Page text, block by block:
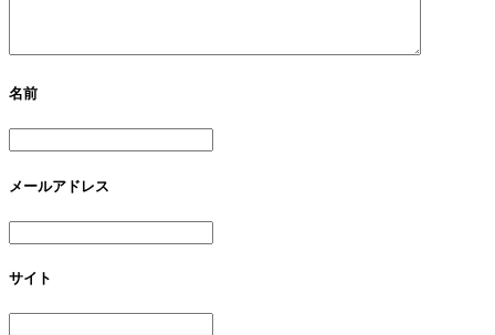
名前
メールアドレス
サイト